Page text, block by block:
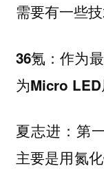
需要有一些
36氪：作为
为Micro LED
夏志进：第
主要是用氮